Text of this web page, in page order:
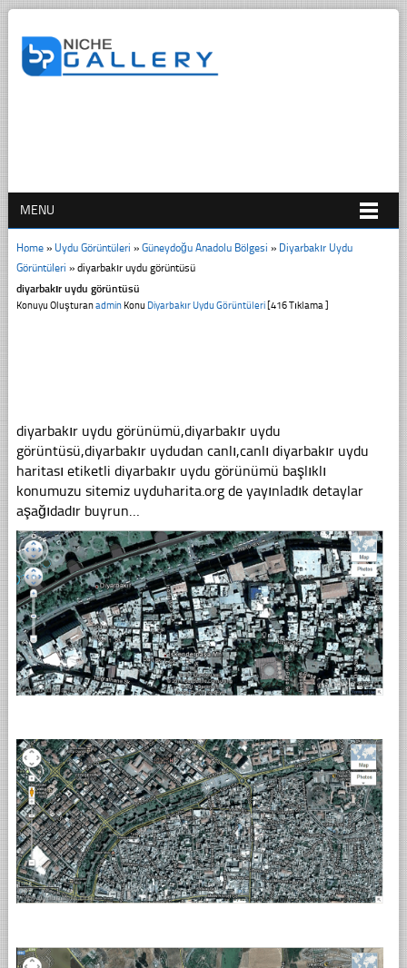
MENU
Home» Uydu Görüntüleri » Güneydoğu Anadolu Bölgesi » Diyarbakır Uydu
Görüntüleri » diyarbakır uydu görüntüsü
diyarbakır uydu görüntüsü
Konuyu OluşturanadminKonu Diyarbakır Uydu Görüntüleri[416 Tıklama ]
diyarbakır uydu görünümü,diyarbakır uydu
görüntüsü,diyarbakır uydudan canlı,canlı diyarbakır uydu
haritası etiketli diyarbakır uydu görünümü başlıklı
konumuzu sitemiz uyduharita.org de yayınladık detaylar
aşağıdadır buyrun…